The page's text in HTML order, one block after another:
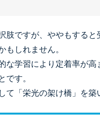
肢ですが、ややもすると
もしれません。
な学習により定着率が
です。
て「栄光の架け橋」を築